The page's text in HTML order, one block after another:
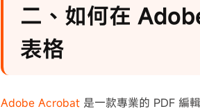
二、如何在
表格
Adobe Acrobat 是一款專業的 PDF 編